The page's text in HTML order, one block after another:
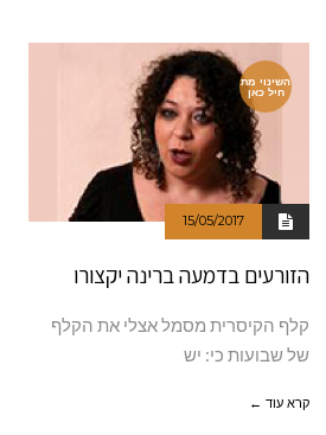
השינוי מת
חיל כאן
15/05/2017
הזורעים בדמעה ברינה יקצורו
קלף הקיסרית מסמל אצלי את הקלף
של שבועות כי: יש
קרא עוד ←